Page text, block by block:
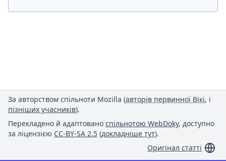
За авторством спільноти Mozilla (авторів первинної Вікі, і
пізніших учасників).
Перекладено й адаптовано спільнотою WebDoky, доступно
за ліцензією CC-BY-SA 2.5 (докладніше тут).
Оригінал статті